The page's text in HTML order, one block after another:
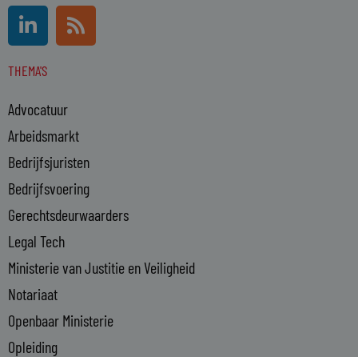
L
i
n
k
d
i
n
-
i
n
R
s
s
THEMA'S
Advocatuur
Arbeidsmarkt
Bedrijfsjuristen
Bedrijfsvoering
Gerechtsdeurwaarders
Legal Tech
Ministerie van Justitie en Veiligheid
Notariaat
Openbaar Ministerie
Opleiding